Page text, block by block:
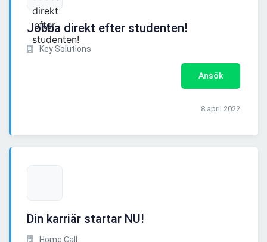
Jobba direkt efter studenten!
Key Solutions
Ansök
8 april 2022
Din karriär startar NU!
Home Call